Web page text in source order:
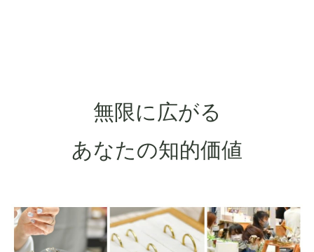
無限に広がる
あなたの知的価値